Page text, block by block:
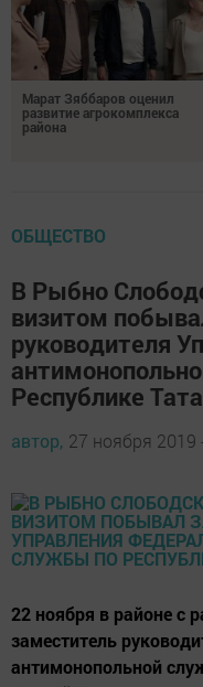
Марат Зяббаров оценил
развитие агрокомплекса
района
ОБЩЕСТВО
В Рыбно
визитом
руководителя
Республике
автор, 27 ноября 2019
22 ноября в районе с
заместитель
антимонопольной